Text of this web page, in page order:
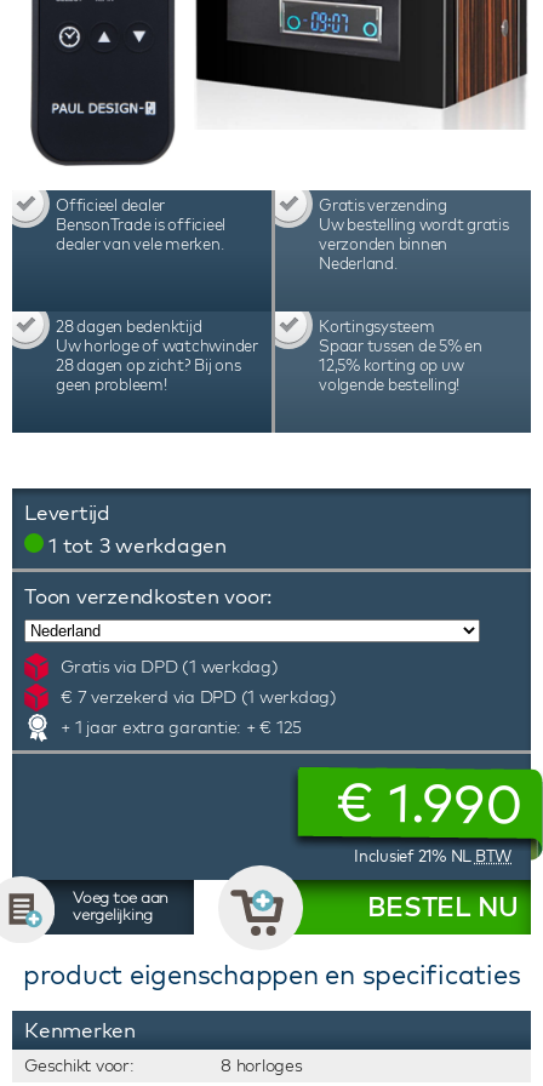
Officieel dealer
BensonTrade is officieel
dealer van vele merken.
Gratis verzending
Uw bestelling wordt gratis
verzonden binnen
Nederland.
28 dagen bedenktijd
Uw horloge of watchwinder
28 dagen op zicht? Bij ons
geen probleem!
Kortingsysteem
Spaar tussen de 5% en
12,5% korting op uw
volgende bestelling!
Levertijd
1 tot 3 werkdagen
Toon verzendkosten voor:
Gratis via DPD (1 werkdag)
€ 7 verzekerd via DPD (1 werkdag)
+ 1 jaar extra garantie: + € 125
€ 1.990
Inclusief 21% NL BTW
Voeg toe aan
vergelijking
BESTEL NU
product eigenschappen en specificaties
Kenmerken
Geschikt voor: 8 horloges